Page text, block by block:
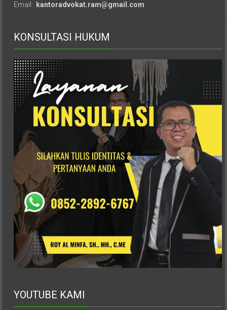
Jogja,
Advokat,
Pengacara
Perceraian
Sleman,
Bantul,
Wonosari,
Wates,
Magelang,
Solo,
Semarang,
Bali,
Surabaya,
Surakarta,
Sukoharjo,
Mungkid,
Purworejo,
Daerah
Istimewa
Makassar,
Email : kantoradvokat.ram@gmail.com
KONSULTASI HUKUM
YOUTUBE KAMI